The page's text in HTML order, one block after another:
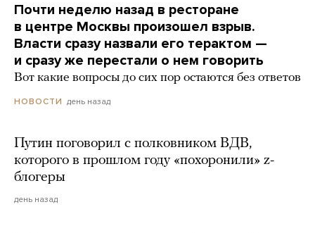
Почти неделю назад в ресторане
в центре Москвы произошел взрыв.
Власти сразу назвали его терактом —
и сразу же перестали о нем говорить
Вот какие вопросы до сих пор остаются без ответов
НОВОСТИ день назад
Путин поговорил с полковником ВДВ,
которого в прошлом году «похоронили» z-
блогеры
день назад